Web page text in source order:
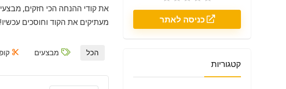
את קודי ההנחה הכי חזקים,
מעתיקים את הקוד וחוסכים עכשיו!
כניסה לאתר
קטגוריות
הכל מבצעים